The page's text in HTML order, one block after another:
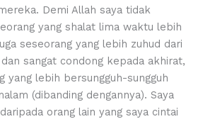
Demi Allah saya tidak
yang shalat lima waktu lebih
seseorang yang lebih zuhud dari
sangat condong kepada akhirat,
yang lebih bersungguh-sungguh
(dibanding dengannya). Saya
orang lain yang saya cintai